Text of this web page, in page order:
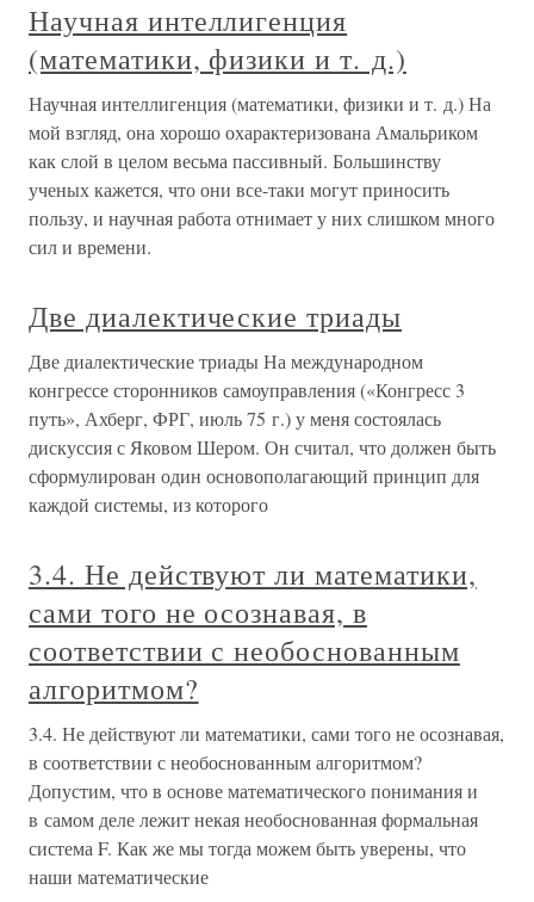
Научная интеллигенция
(математики, физики и т. д.)
Научная интеллигенция (математики, физики и т. д.) На
мой взгляд, она хорошо охарактеризована Амальриком
как слой в целом весьма пассивный. Большинству
ученых кажется, что они все-таки могут приносить
пользу, и научная работа отнимает у них слишком много
сил и времени.
Две диалектические триады
Две диалектические триады На международном
конгрессе сторонников самоуправления («Конгресс 3
путь», Ахберг, ФРГ, июль 75 г.) у меня состоялась
дискуссия с Яковом Шером. Он считал, что должен быть
сформулирован один основополагающий принцип для
каждой системы, из которого
3.4. Не действуют ли математики,
сами того не осознавая, в
соответствии с необоснованным
алгоритмом?
3.4. Не действуют ли математики, сами того не осознавая,
в соответствии с необоснованным алгоритмом?
Допустим, что в основе математического понимания и
в самом деле лежит некая необоснованная формальная
система F. Как же мы тогда можем быть уверены, что
наши математические